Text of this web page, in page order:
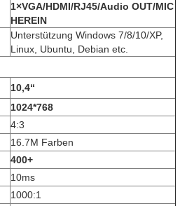
1×VGA/HDMI/RJ45/Audio OUT/MIC
HEREIN
Unterstützung Windows 7/8/10/XP,
Linux, Ubuntu, Debian etc.
10,4“
1024*768
4:3
16.7M Farben
400+
10ms
1000:1